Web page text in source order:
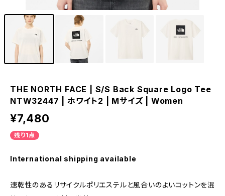
THE NORTH FACE | S/S Back Square Logo Tee
NTW32447 | ホワイト2 | Mサイズ | Women
¥7,480
残り1点
International shipping available
速乾性のあるリサイクルポリエステルと風合いのよいコットンを混